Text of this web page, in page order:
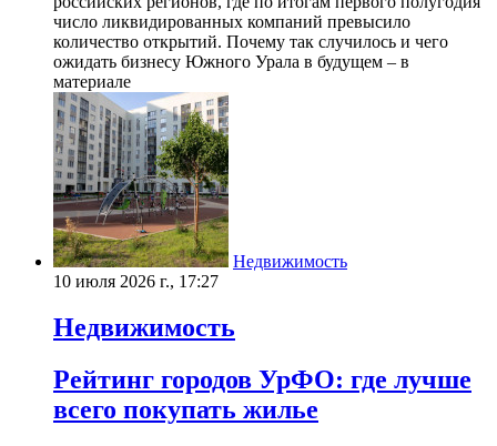
число ликвидированных компаний превысило
количество открытий. Почему так случилось и чего
ожидать бизнесу Южного Урала в будущем – в
материале
Недвижимость
10 июля 2026 г., 17:27
Недвижимость
Рейтинг городов УрФО: где лучше
всего покупать жилье